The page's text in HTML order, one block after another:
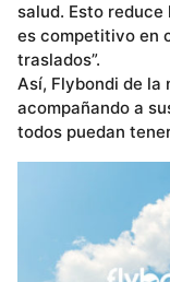
salud. Esto
es competitivo en
traslados”.
Así, Flybondi de la
acompañando a
todos puedan